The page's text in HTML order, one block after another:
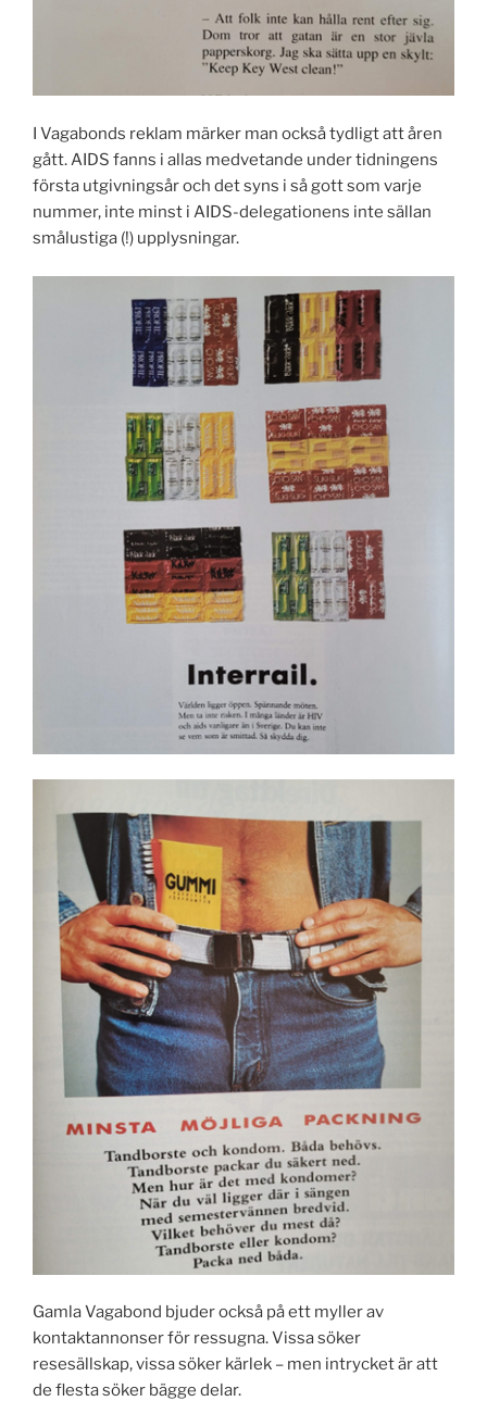
I Vagabonds reklam märker man också tydligt att åren
gått. AIDS fanns i allas medvetande under tidningens
första utgivningsår och det syns i så gott som varje
nummer, inte minst i AIDS-delegationens inte sällan
smålustiga (!) upplysningar.
Gamla Vagabond bjuder också på ett myller av
kontaktannonser för ressugna. Vissa söker
resesällskap, vissa söker kärlek – men intrycket är att
de flesta söker bägge delar.